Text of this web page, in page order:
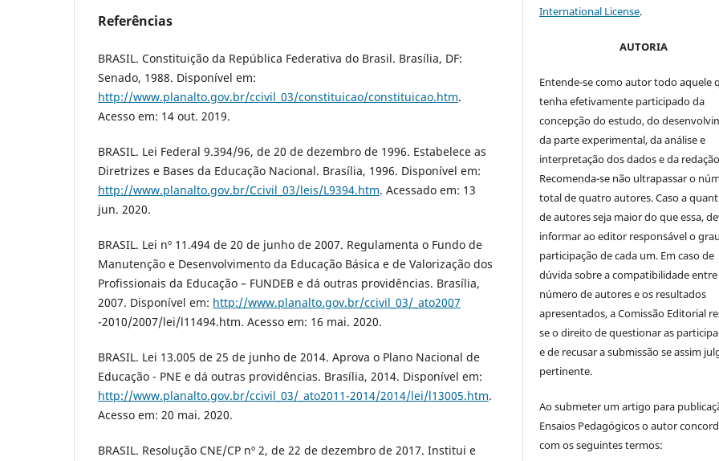
Referências
BRASIL. Constituição da República Federativa do Brasil. Brasília, DF:
Senado, 1988. Disponível em:
http://www.planalto.gov.br/ccivil_03/constituicao/constituicao.htm.
Acesso em: 14 out. 2019.
BRASIL. Lei Federal 9.394/96, de 20 de dezembro de 1996. Estabelece as
Diretrizes e Bases da Educação Nacional. Brasília, 1996. Disponível em:
http://www.planalto.gov.br/Ccivil_03/leis/L9394.htm. Acessado em: 13
jun. 2020.
BRASIL. Lei nº 11.494 de 20 de junho de 2007. Regulamenta o Fundo de
Manutenção e Desenvolvimento da Educação Básica e de Valorização dos
Profissionais da Educação – FUNDEB e dá outras providências. Brasília,
2007. Disponível em: http://www.planalto.gov.br/ccivil_03/_ato2007
-2010/2007/lei/l11494.htm. Acesso em: 16 mai. 2020.
BRASIL. Lei 13.005 de 25 de junho de 2014. Aprova o Plano Nacional de
Educação - PNE e dá outras providências. Brasília, 2014. Disponível em:
http://www.planalto.gov.br/ccivil_03/_ato2011-2014/2014/lei/l13005.htm.
Acesso em: 20 mai. 2020.
BRASIL. Resolução CNE/CP nº 2, de 22 de dezembro de 2017. Institui e
International License.
AUTORIA
Entende-se como autor todo aquele
tenha efetivamente participado da
concepção do estudo, do
da parte experimental, da análise e
interpretação dos dados e da
Recomenda-se não ultrapassar o
total de quatro autores. Caso a
de autores seja maior do que essa,
informar ao editor responsável o
participação de cada um. Em caso de
dúvida sobre a compatibilidade
número de autores e os resultados
apresentados, a Comissão Editorial
se o direito de questionar as
e de recusar a submissão se assim
pertinente.
Ao submeter um artigo para
Ensaios Pedagógicos o autor
com os seguintes termos: